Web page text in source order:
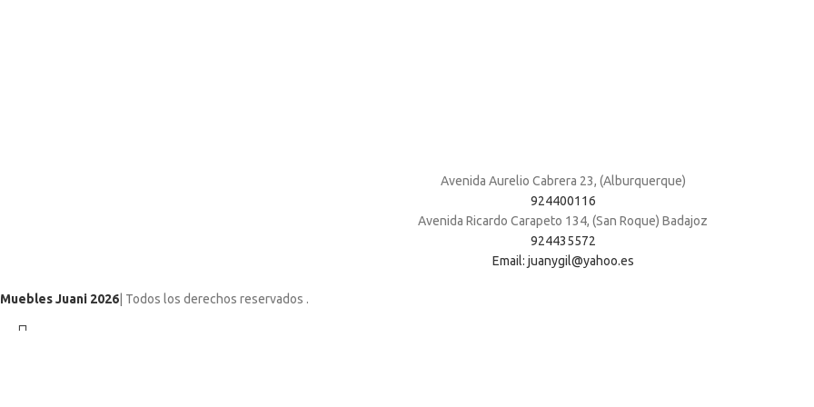
Avenida Aurelio Cabrera 23, (Alburquerque)
924400116
Avenida Ricardo Carapeto 134, (San Roque) Badajoz
924435572
Email: juanygil@yahoo.es
Muebles Juani 2026 | Todos los derechos reservados .